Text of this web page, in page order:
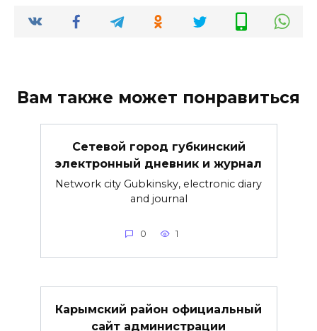
Вам также может понравиться
Сетевой город губкинский
электронный дневник и журнал
Network city Gubkinsky, electronic diary
and journal
0 1
Карымский район официальный
сайт администрации